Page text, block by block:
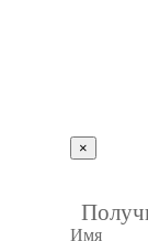
×
Имя